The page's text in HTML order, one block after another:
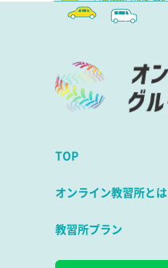
TOP
オンライン教習所とは
教習所プラン